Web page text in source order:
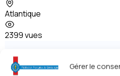
Gérer le
Atlantique
2399 vues